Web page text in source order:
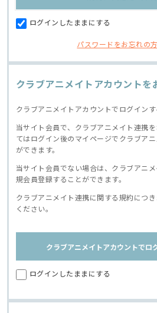
ログインしたままにする
パスワードをお忘れの
クラブアニメイトアカウントを
クラブアニメイトアカウントでログインす
当サイト会員で、クラブアニメイト連携
てはログイン後のマイページでクラブア
ができます。
当サイト会員でない場合は、クラブアニ
規会員登録することができます。
クラブアニメイト連携に関する規約につ
ください。
クラブアニメイトアカウントでロ
ログインしたままにする